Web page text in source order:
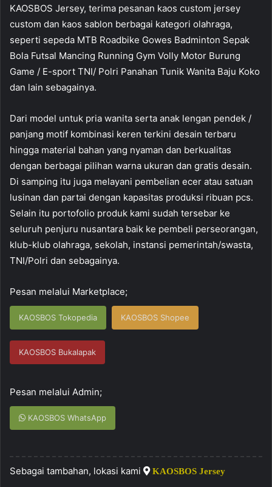
KAOSBOS Jersey, terima pesanan kaos custom jersey
custom dan kaos sablon berbagai kategori olahraga,
seperti sepeda MTB Roadbike Gowes Badminton Sepak
Bola Futsal Mancing Running Gym Volly Motor Burung
Game / E-sport TNI/ Polri Panahan Tunik Wanita Baju Koko
dan lain sebagainya.
Dari model untuk pria wanita serta anak lengan pendek /
panjang motif kombinasi keren terkini desain terbaru
hingga material bahan yang nyaman dan berkualitas
dengan berbagai pilihan warna ukuran dan gratis desain.
Di samping itu juga melayani pembelian ecer atau satuan
lusinan dan partai dengan kapasitas produksi ribuan pcs.
Selain itu portofolio produk kami sudah tersebar ke
seluruh penjuru nusantara baik ke pembeli perseorangan,
klub-klub olahraga, sekolah, instansi pemerintah/swasta,
TNI/Polri dan sebagainya.
Pesan melalui Marketplace;
KAOSBOS Tokopedia KAOSBOS Shopee
KAOSBOS Bukalapak
Pesan melalui Admin;
KAOSBOS WhatsApp
Sebagai tambahan, lokasi kami KAOSBOS Jersey